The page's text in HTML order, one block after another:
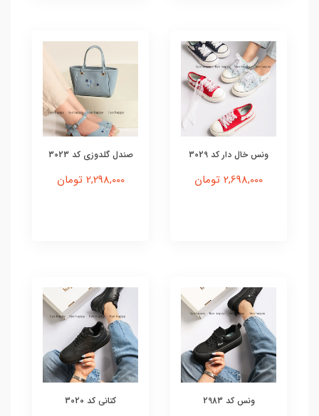
ونس خال دار کد 3029
2,698,000 تومان
صندل گلدوزی کد 3023
2,298,000 تومان
ونس کد 2983 کتانی کد 3020